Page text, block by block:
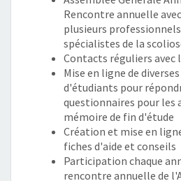
Rencontre annuelle
plusieurs
spécialistes de la
Contacts réguliers avec
Mise en ligne de
d'étudiants pour
questionnaires pour les
mémoire de fin d'étude
Création et mise en
fiches d'aide et conseils
Participation chaque
rencontre annuelle de